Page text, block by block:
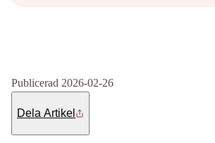
Publicerad 2026-02-26
Dela Artikel